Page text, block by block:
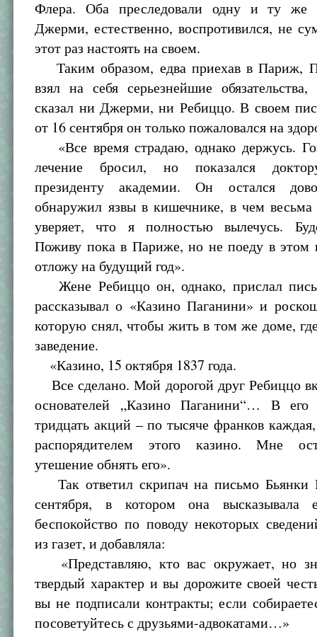
Флера. Оба преследовали одну и ту же
Джерми, естественно, воспротивился, не
этот раз настоять на своем.
Таким образом, едва приехав в Париж,
взял на себя серьезнейшие
сказал ни Джерми, ни Ребиццо. В своем
от 16 сентября он только пожаловался на
«Все время страдаю, однако держусь.
лечение бросил, но показался
президенту академии. Он остался
обнаружил язвы в кишечнике, в чем
уверяет, что я полностью вылечусь.
Поживу пока в Париже, но не поеду в этом
отложу на будущий год».
Жене Ребиццо он, однако, прислал
рассказывал о «Казино Паганини» и
которую снял, чтобы жить в том же доме,
заведение.
«Казино, 15 октября 1837 года.
Все сделано. Мой дорогой друг Ребиццо
основателей „Казино Паганини“… В его
тридцать акций – по тысяче франков
распорядителем этого казино. Мне
утешение обнять его».
Так ответил скрипач на письмо Бьянки
сентября, в котором она высказывала
беспокойство по поводу некоторых
из газет, и добавляла:
«Представляю, кто вас окружает, но
твердый характер и вы дорожите своей
вы не подписали контракты; если
посоветуйтесь с друзьями-адвокатами…»